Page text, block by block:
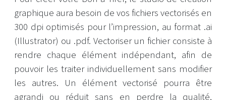
graphique aura besoin de vos fichiers vectorisés en
300 dpi optimisés pour l’impression, au format .ai
(Illustrator) ou .pdf. Vectoriser un fichier consiste à
rendre chaque élément indépendant, afin de
pouvoir les traiter individuellement sans modifier
les autres. Un élément vectorisé pourra être
agrandi ou réduit sans en perdre la qualité,